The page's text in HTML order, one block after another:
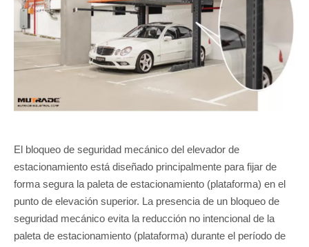
El bloqueo de seguridad mecánico del elevador de
estacionamiento está diseñado principalmente para fijar de
forma segura la paleta de estacionamiento (plataforma) en el
punto de elevación superior. La presencia de un bloqueo de
seguridad mecánico evita la reducción no intencional de la
paleta de estacionamiento (plataforma) durante el período de